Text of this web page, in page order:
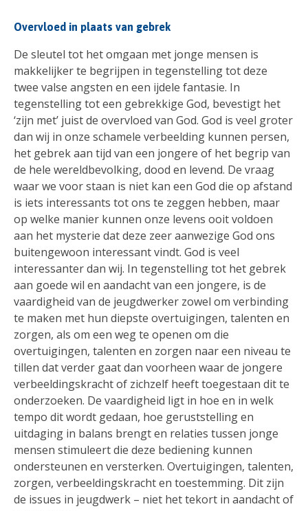
Overvloed in plaats van gebrek
De sleutel tot het omgaan met jonge mensen is
makkelijker te begrijpen in tegenstelling tot deze
twee valse angsten en een ijdele fantasie. In
tegenstelling tot een gebrekkige God, bevestigt het
‘zijn met’ juist de overvloed van God. God is veel groter
dan wij in onze schamele verbeelding kunnen persen,
het gebrek aan tijd van een jongere of het begrip van
de hele wereldbevolking, dood en levend. De vraag
waar we voor staan ​​is niet kan een God die op afstand
is iets interessants tot ons te zeggen hebben, maar
op welke manier kunnen onze levens ooit voldoen
aan het mysterie dat deze zeer aanwezige God ons
buitengewoon interessant vindt. God is veel
interessanter dan wij. In tegenstelling tot het gebrek
aan goede wil en aandacht van een jongere, is de
vaardigheid van de jeugdwerker zowel om verbinding
te maken met hun diepste overtuigingen, talenten en
zorgen, als om een ​​weg te openen om die
overtuigingen, talenten en zorgen naar een niveau te
tillen dat verder gaat dan voorheen waar de jongere
verbeeldingskracht of zichzelf heeft toegestaan dit te
onderzoeken. De vaardigheid ligt in hoe en in welk
tempo dit wordt gedaan, hoe geruststelling en
uitdaging in balans brengt en relaties tussen jonge
mensen stimuleert die deze bediening kunnen
ondersteunen en versterken. Overtuigingen, talenten,
zorgen, verbeeldingskracht en toestemming. Dit zijn
de issues in jeugdwerk – niet het tekort in aandacht of